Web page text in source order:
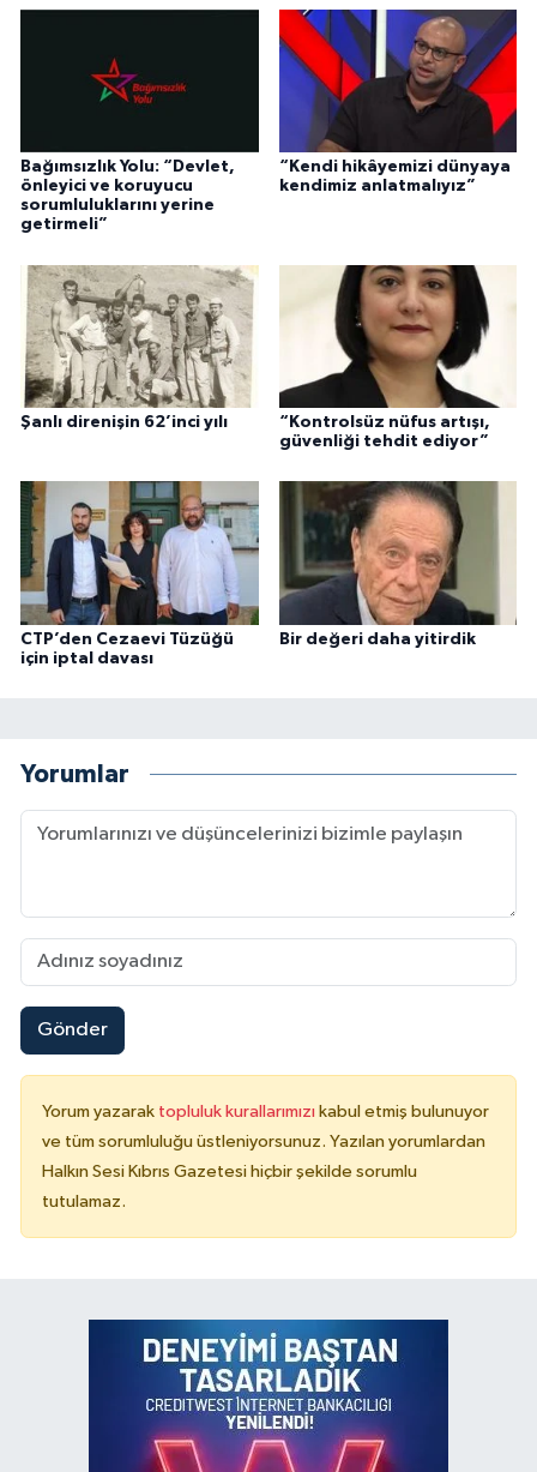
Bağımsızlık Yolu: “Devlet,
önleyici ve koruyucu
sorumluluklarını yerine
getirmeli”
“Kendi hikâyemizi dünyaya
kendimiz anlatmalıyız”
Şanlı direnişin 62’inci yılı
“Kontrolsüz nüfus artışı,
güvenliği tehdit ediyor”
CTP’den Cezaevi Tüzüğü
için iptal davası
Bir değeri daha yitirdik
Yorumlar
Gönder
Yorum yazarak topluluk kurallarımızı kabul etmiş bulunuyor
ve tüm sorumluluğu üstleniyorsunuz. Yazılan yorumlardan
Halkın Sesi Kıbrıs Gazetesi hiçbir şekilde sorumlu
tutulamaz.